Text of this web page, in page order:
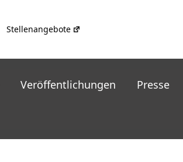
Stellenangebote
Veröffentlichungen Presse